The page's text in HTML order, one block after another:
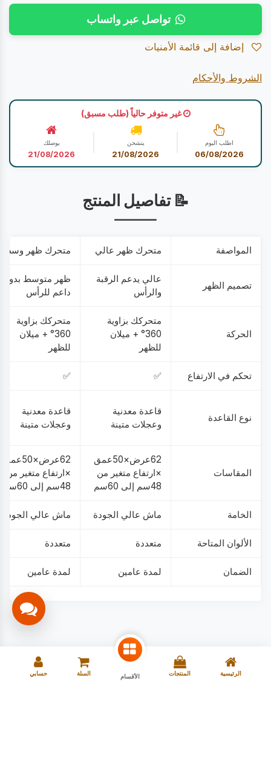
تواصل عبر واتساب
الشروط والأحكام
غير متوفر حالياً (طلب مسبق)
اطلب اليوم
06/08/2026
يتشحن
21/08/2026
يوصلك
21/08/2026
📝 تفاصيل المنتج
المواصفة متحرك ظهر عالي متحرك ظهر وسط
تصميم الظهر
عالي يدعم الرقبة
والرأس
ظهر متوسط بدون
داعم للرأس
الحركة
متحركك بزاوية
360° + ميلان
للظهر
متحركك بزاوية
360° + ميلان
للظهر
تحكم في الارتفاع ✅
✅
نوع القاعدة
قاعدة معدنية
وعجلات متينة
قاعدة معدنية
وعجلات متينة
المقاسات
62عرض×50عمق
×ارتفاع متغير من
48سم إلى 60سم
62عرض×50عمق
×ارتفاع متغير من
48سم إلى 60سم
الخامة ماش عالي الجودة ماش عالي الجودة
الألوان المتاحة متعددة متعددة
الضمان لمدة عامين لمدة عامين
الرئيسية المنتجات الأقسام السلة حسابي